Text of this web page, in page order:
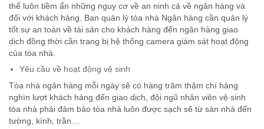
thế luôn tiềm ẩn những nguy cơ về an ninh cả về ngân hàng và
đối với khách hàng. Ban quản lý tòa nhà Ngân hàng cần quản lý
tốt sự an toàn về tài sản cho khách hàng đến ngân hàng giao
dịch đồng thời cần trang bị hệ thống camera giám sát hoạt động
của tòa nhà.
Yêu cầu về hoạt động vệ sinh
Tòa nhà ngân hàng mỗi ngày sẽ có hàng trăm thậm chí hàng
nghìn lượt khách hàng đến giao dịch, đội ngũ nhân viên vệ sinh
tòa nhà phải đảm bảo tòa nhà luôn được sạch sẽ từ sàn nhà đến
tường, kính, trần…